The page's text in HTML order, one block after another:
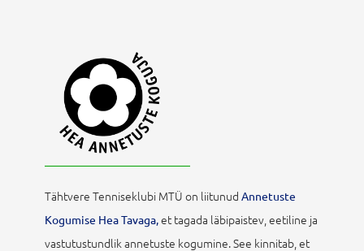
Tähtvere Tenniseklubi MTÜ on liitunud Annetuste
Kogumise Hea Tavaga,et tagada läbipaistev, eetiline ja
vastutustundlik annetuste kogumine. See kinnitab, et